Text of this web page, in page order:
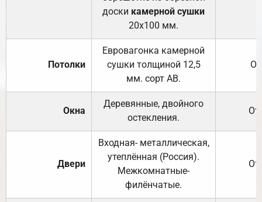
доски камерной сушки
20х100 мм.
Потолки
Евровагонка камерной
сушки толщиной 12,5
мм. сорт АВ.
Окна
Деревянные, двойного
остекления.
Двери
Входная- металлическая,
утеплённая (Россия).
Межкомнатные-
филёнчатые.